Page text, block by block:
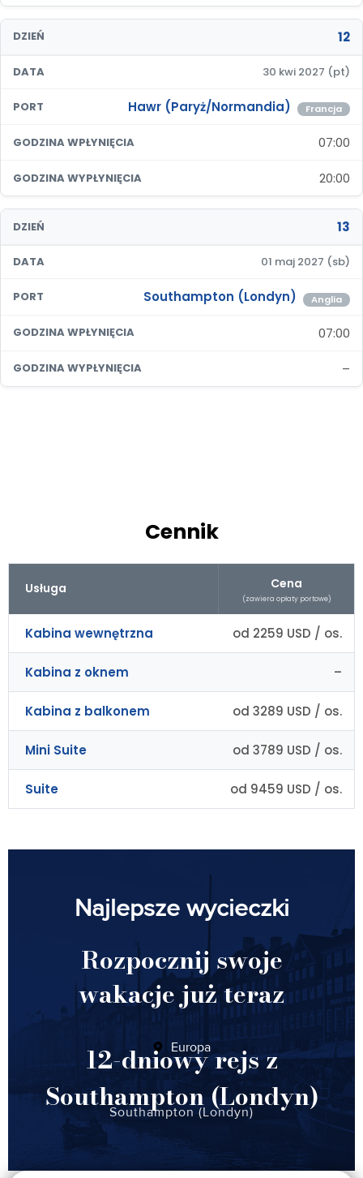
DZIEŃ 12
DATA 30 kwi 2027 (pt)
PORT Hawr (Paryż/Normandia) Francja
GODZINA WPŁYNIĘCIA 07:00
GODZINA WYPŁYNIĘCIA 20:00
DZIEŃ 13
DATA 01 maj 2027 (sb)
PORT Southampton (Londyn) Anglia
GODZINA WPŁYNIĘCIA 07:00
GODZINA WYPŁYNIĘCIA –
Cennik
Usługa Cena
(zawiera opłaty portowe)
Kabina wewnętrzna od 2259 USD / os.
Kabina z oknem –
Kabina z balkonem od 3289 USD / os.
Mini Suite od 3789 USD / os.
Suite od 9459 USD / os.
Najlepsze wycieczki
Rozpocznij swoje
wakacje już teraz
Europa
12-dniowy rejs z
Southampton (Londyn)
Southampton (Londyn)